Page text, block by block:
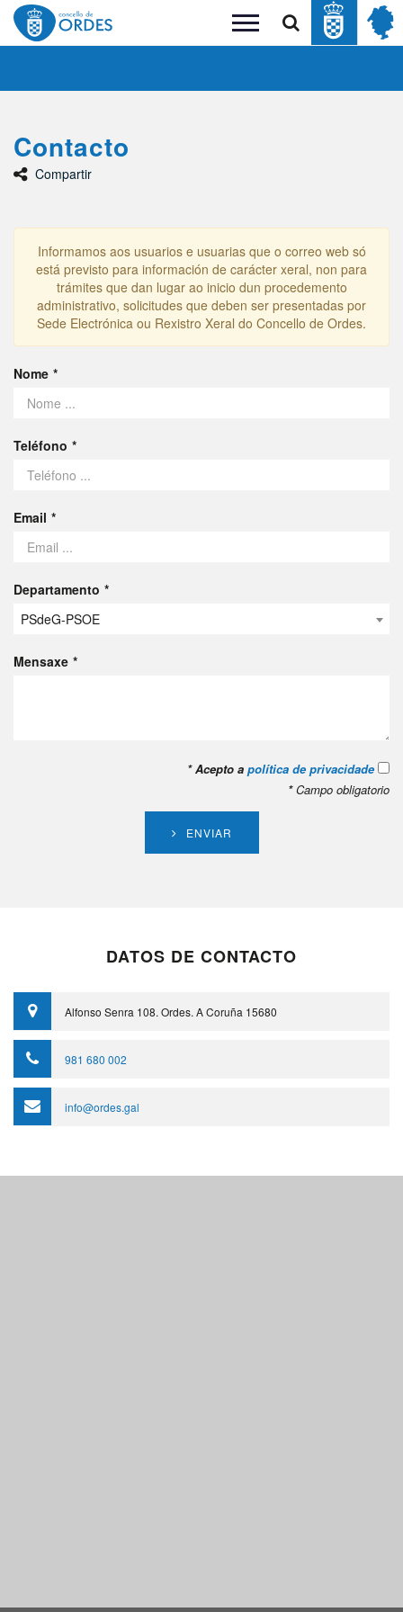
Buscar
Toggle
Contacto
Compartir
Informamos aos usuarios e usuarias que o correo web só
está previsto para información de carácter xeral, non para
trámites que dan lugar ao inicio dun procedemento
administrativo, solicitudes que deben ser presentadas por
Sede Electrónica ou Rexistro Xeral do Concello de Ordes.
Nome
Teléfono
Email
Departamento
PSdeG-PSOE
Mensaxe
* Acepto a política de privacidade
*Campo obligatorio
ENVIAR
DATOS DE CONTACTO
Alfonso Senra 108. Ordes. A Coruña 15680
981 680 002
info@ordes.gal